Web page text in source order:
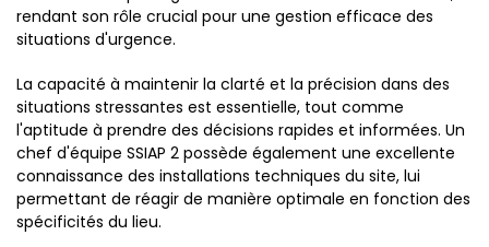
rendant son rôle crucial pour une gestion efficace des
situations d'urgence.
La capacité à maintenir la clarté et la précision dans des
situations stressantes est essentielle, tout comme
l'aptitude à prendre des décisions rapides et informées. Un
chef d'équipe SSIAP 2 possède également une excellente
connaissance des installations techniques du site, lui
permettant de réagir de manière optimale en fonction des
spécificités du lieu.